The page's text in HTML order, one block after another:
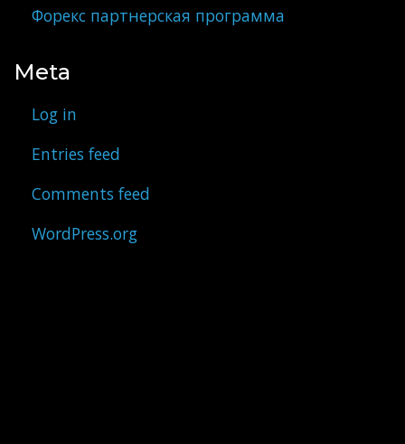
Форекс партнерская программа
Meta
Log in
Entries feed
Comments feed
WordPress.org